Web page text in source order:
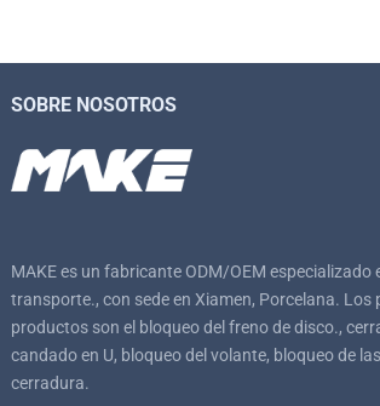
SOBRE NOSOTROS
MAKE es un fabricante ODM/OEM especializado
transporte., con sede en Xiamen, Porcelana. Los
productos son el bloqueo del freno de disco.,
candado en U, bloqueo del volante, bloqueo de
cerradura.